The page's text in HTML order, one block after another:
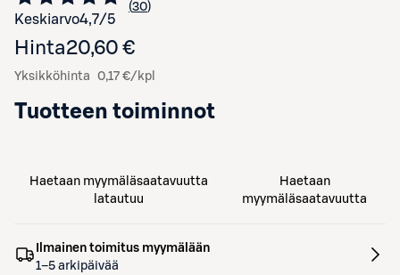
Keskiarvo4,7/5 Siirry arvioihin
30
kappaletta
Hinta20,60 €
Yksikköhinta 0,17 €/kpl
Tuotteen toiminnot
Haetaan myymäläsaatavuutta
latautuu
Haetaan
myymäläsaatavuutta
Ilmainen toimitus myymälään
1–5 arkipäivää